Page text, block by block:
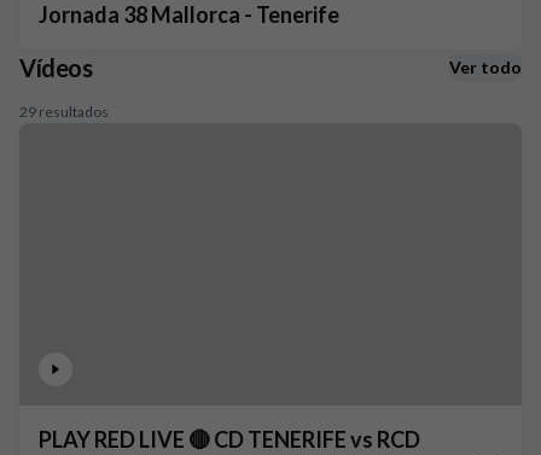
Jornada 38 Mallorca - Tenerife
Vídeos Ver todo
29 resultados
PLAY RED LIVE 🔴 CD TENERIFE vs RCD